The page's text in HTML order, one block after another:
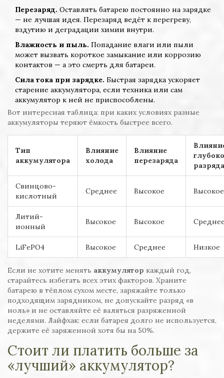
Перезаряд. Оставлять батарею постоянно на зарядке
— не лучшая идея. Перезаряд ведёт к перегреву,
вздутию и деградации химии внутри.
Влажность и пыль. Попадание влаги или пыли
может вызвать короткое замыкание или коррозию
контактов — а это смерть для батареи.
Сила тока при зарядке. Быстрая зарядка ускоряет
старение аккумулятора, если техника или сам
аккумулятор к ней не приспособлены.
Вот интересная таблица: при каких условиях разные
аккумуляторы теряют ёмкость быстрее всего.
Тип
аккумулятора
Влияние
холода
Влияние
перезаряда
разряда
Свинцово-
кислотный
Среднее Высокое Высокое
Литий-
ионный
Высокое Высокое
LiFePO4 Высокое Среднее Низкое
Если не хотите менять аккумулятор каждый год,
старайтесь избегать всех этих факторов. Храните
батарею в тёплом сухом месте, заряжайте только
подходящим зарядником, не допускайте разряд «в
ноль» и не оставляйте её валяться разряженной
неделями. Лайфхак: если батарея долго не используется,
держите её заряженной хотя бы на 50%.
Стоит ли платить больше за
«лучший» аккумулятор?